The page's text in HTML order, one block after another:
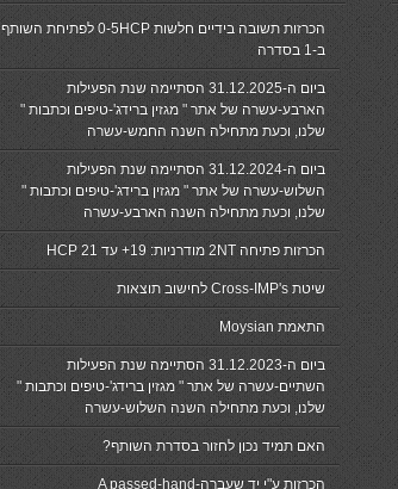
הכרזות תשובה בידיים חלשות 0-5HCP לפתיחת השותף
ב-1 בסדרה
ביום ה-31.12.2025 הסתיימה שנת הפעילות
הארבע-עשרה של אתר " מגזין ברידג'-טיפים וכתבות "
שלנו, וכעת מתחילה השנה החמש-עשרה
ביום ה-31.12.2024 הסתיימה שנת הפעילות
השלוש-עשרה של אתר " מגזין ברידג'-טיפים וכתבות "
שלנו, וכעת מתחילה השנה הארבע-עשרה
הכרזות פתיחה 2NT מודרניות: 19+ עד 21 HCP
שיטת Cross-IMP's לחישוב תוצאות
התאמת Moysian
ביום ה-31.12.2023 הסתיימה שנת הפעילות
השתיים-עשרה של אתר " מגזין ברידג'-טיפים וכתבות "
שלנו, וכעת מתחילה השנה השלוש-עשרה
האם תמיד נכון לחזור בסדרת השותף?
הכרזות ע"י יד שעברה-A passed-hand